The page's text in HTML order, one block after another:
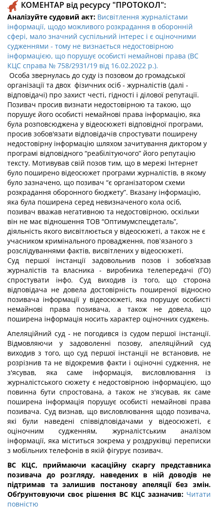
КОМЕНТАР від ресурсу "ПРОТОКОЛ":
Аналізуйте судовий акт: Висвітлення журналістами
інформації, щодо можливого розкрадання в оборонній
сфері, мало значний суспільний інтерес і є оціночними
судженнями - тому не визнається недостовірною
інформацією, що порушує особисті немайнові права (ВС
КЦС справа № 758/2931/19 від 16.02.2022 р.).
Особа звернулась до суду із позовом до громадської
організації та двох фізичних осіб - журналістів (далі -
відповідачі) про захист честі, гідності і ділової репутації.
Позивач просив визнати недостовірною та такою, що
порушує його особисті немайнові права інформацію, яка
була розповсюджена у відеосюжеті відповідної програми,
просив зобов'язати відповідачів спростувати поширену
недостовірну інформацію шляхом зачитування диктором у
програмі відповідного “реабілітуючого” його репутацію
тексту. Мотивував свій позов тим, що в мережі Інтернет
було поширено відеосюжет програми журналістів, в якому
було зазначено, що позивач “є організатором схеми
розкрадання оборонного бюджету”. Вказану інформацію,
яка була поширена серед невизначеного кола осіб,
позивач вважав негативною та недостовірною, оскільки
він не має відношення ТОВ “Оптимумспецдеталь”,
діяльність якого висвітлюється у відеосюжеті, а також не є
учасником кримінального провадження, пов`язаного з
розслідуваннями фактів, висвітлених у відеосюжеті.
Суд першої інстанції задовольнив позов і зобов’язав
журналістів та власника - виробника телепередачі (ГО)
спростувати інфо. Суд виходив із того, що сторона
відповідача не довела достовірність поширеної відносно
позивача інформації у відеосюжеті, яка порушує особисті
немайнові права позивача, а також не довела, що
поширена інформація носить характер оціночних суджень.
Апеляційний суд - не погодився із судом першої інстанції.
Відмовляючи у задоволенні позову, апеляційний суд
виходив з того, що суд першої інстанції не встановив, не
розрізнив та не відокремив факти і оціночні судження, не
з'ясував, яка саме інформація, висловлювання із
журналістського сюжету є недостовірною інформацією, що
повинна бути спростована, а також не з'ясував, як саме
поширена інформація порушує особисті немайнові права
позивача. Суд визнав, що висловлювання щодо позивача,
які були наведені співвідповідачами у відеосюжеті, є
оціночним судженням, журналістським аналізом
інформації, яка міститься зокрема у роздруківці переписки
з мобільних телефонів в якій фігурує позивач.
ВС КЦС, приймаючи касаційну скаргу представника
позивача до розгляду, наведених в ній доводів не
підтримав та залишив постанову апеляції без змін.
Обґрунтовуючи своє рішення ВС КЦС зазначив: Читати
повністю